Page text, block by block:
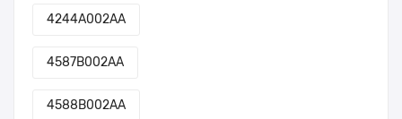
4244A002AA
4587B002AA
4588B002AA